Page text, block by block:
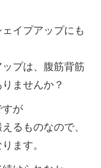
イプアップにも
プは、腹筋背筋
ませんか？
すが
るものなので、
ます。